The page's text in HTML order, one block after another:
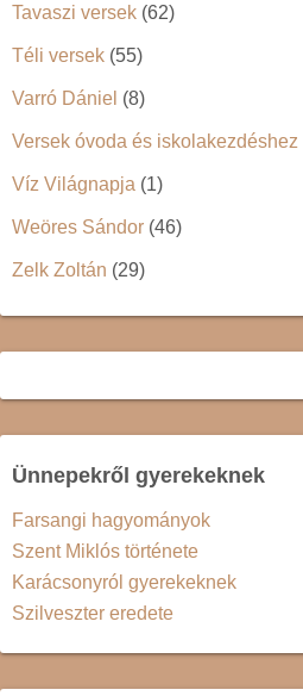
Tavaszi versek (62)
Téli versek (55)
Varró Dániel (8)
Versek óvoda és iskolakezdéshez
Víz Világnapja (1)
Weöres Sándor (46)
Zelk Zoltán (29)
Ünnepekről gyerekeknek
Farsangi hagyományok
Szent Miklós története
Karácsonyról gyerekeknek
Szilveszter eredete